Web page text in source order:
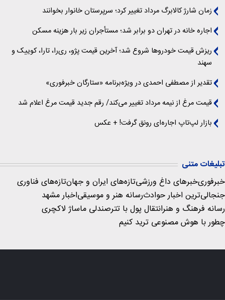
زمان شارژ کالابرگ مرداد تغییر کرد؛ سرپرستان خانوار بخوانند
اجاره خانه در تهران دو برابر شد؛ مستأجران زیر بار هزینه مسکن
ریزش قیمت خودروها شروع شد؛ آخرین قیمت پژو، ری‌را، تارا، کوییک و
سهند
تقدیر از مصطفی احمدی در ویژه‌برنامه «ستارگان خبرفوری»
قیمت مرغ از نیمه مرداد تغییر می‌کند/ رقم جدید قیمت مرغ اعلام شد
بازار لپ‌تاپ اجاره‌ای رونق گرفت! + عکس
تبلیغات متنی
خبرفوریخبرهای داغ ورزشیتازه‌های ایران و جهانتازه‌های فناوری
جنجالی‌ترین اخبار حوادثرسانه هنر و موسیقیاخبار مشهد
رسانه فرهنگ و هنرانتقال پول با تترصندلی ماساژ لاکچری
چطور با هوش مصنوعی ترید کنیم